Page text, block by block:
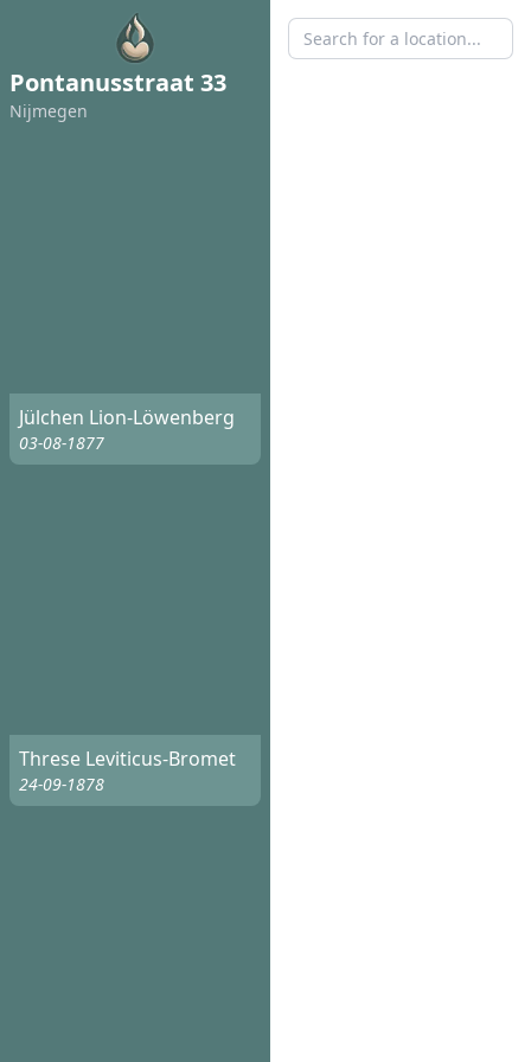
Pontanusstraat 33
Nijmegen
Jülchen Lion-Löwenberg
03-08-1877
Threse Leviticus-Bromet
24-09-1878